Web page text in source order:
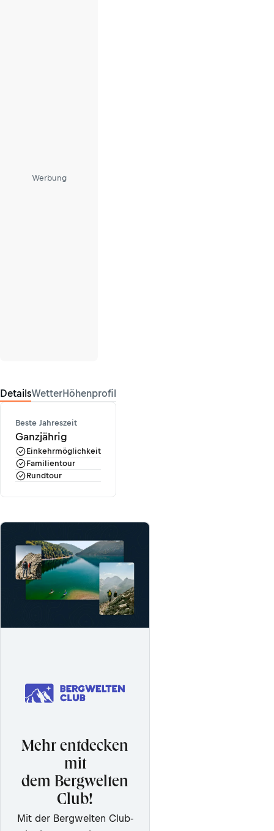
Werbung
DetailsWetterHöhenprofil
Beste Jahreszeit
Ganzjährig
Einkehrmöglichkeit
Familientour
Rundtour
Mehr entdecken
mit
dem Bergwelten
Club!
Mit der Bergwelten Club-